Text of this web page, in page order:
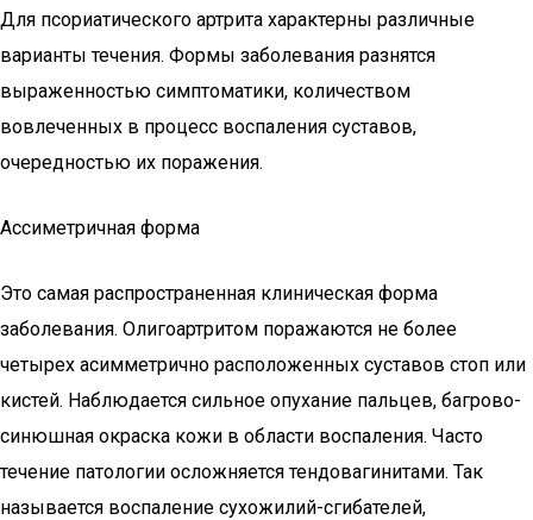
Для псориатического артрита характерны различные
варианты течения. Формы заболевания разнятся
выраженностью симптоматики, количеством
вовлеченных в процесс воспаления суставов,
очередностью их поражения.
Ассиметричная форма
Это самая распространенная клиническая форма
заболевания. Олигоартритом поражаются не более
четырех асимметрично расположенных суставов стоп или
кистей. Наблюдается сильное опухание пальцев, багрово-
синюшная окраска кожи в области воспаления. Часто
течение патологии осложняется тендовагинитами. Так
называется воспаление сухожилий-сгибателей,